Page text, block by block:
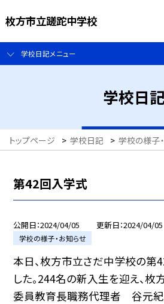
枚方市立蹉跎中学校
学校日記メニュー
学校日
トップページ > 学校日記 > 学校の様子
第42回入学式
公開日 2024/04/05 更新日 2024/04/05
学校の様子・お知らせ
本日、枚方市立さだ中学校の第
した。244名の新入生を迎え、
委員教育長職務代理者 谷元紀